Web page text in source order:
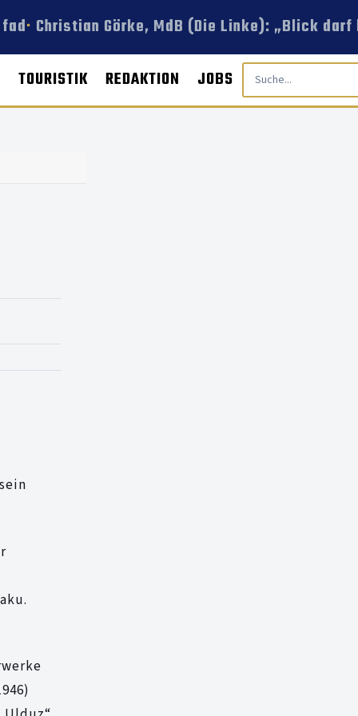
Christian Görke, MdB (Die Linke): „Blick
TOURISTIK REDAKTION JOBS